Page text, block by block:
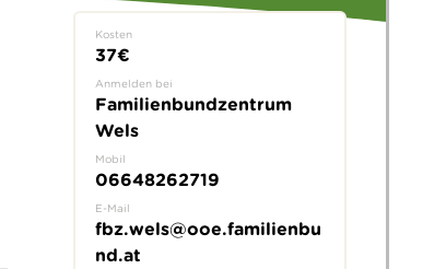
Kosten
37€
Anmelden bei
Familienbundzentrum
Wels
Mobil
06648262719
E-Mail
fbz.wels@ooe.familienbu
nd.at